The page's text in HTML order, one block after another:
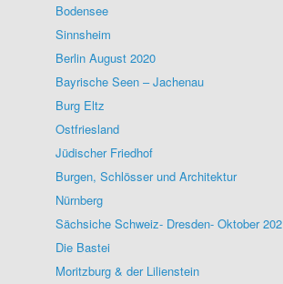
Bodensee
Sinnsheim
Berlin August 2020
Bayrische Seen – Jachenau
Burg Eltz
Ostfriesland
Jüdischer Friedhof
Burgen, Schlösser und Architektur
Nürnberg
Sächsiche Schweiz- Dresden- Oktober
Die Bastei
Moritzburg & der Lilienstein